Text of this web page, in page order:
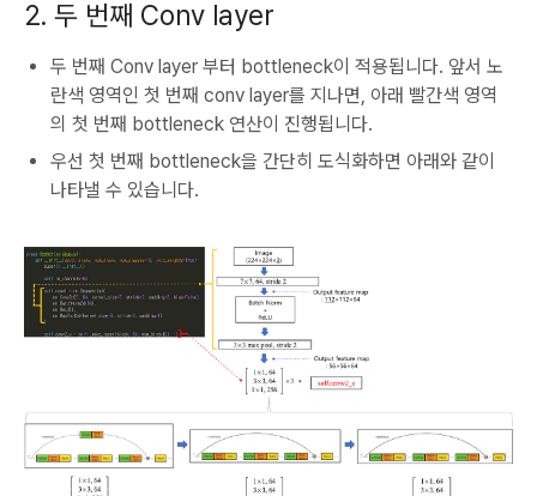
2. 두 번째 Conv layer
두 번째 Conv layer 부터 bottleneck이 적용됩니다. 앞서 노
란색 영역인 첫 번째 conv layer를 지나면, 아래 빨간색 영역
의 첫 번째 bottleneck 연산이 진행됩니다.
우선 첫 번째 bottleneck을 간단히 도식화하면 아래와 같이
나타낼 수 있습니다.